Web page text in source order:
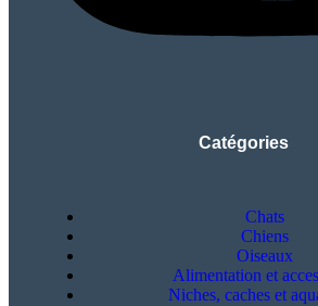
Catégories
Chats
Chiens
Oiseaux
Alimentation et
Niches, caches et